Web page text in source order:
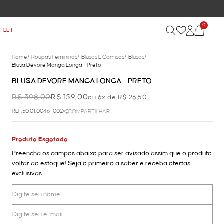
0
Home/ Roupas Femininas/ Blusas E Camisas/ Blusas/
Blusa Devore Manga Longa - Preto
BLUSA DEVORE MANGA LONGA - PRETO
R$ 398,00R$ 159,00ou 6x de R$ 26,50
REF.50.01.0046-002 COMPARTILHAR
Produto Esgotado
Preencha os campos abaixo para ser avisado assim que o produto
voltar ao estoque! Seja o primeiro a saber e receba ofertas
exclusivas.